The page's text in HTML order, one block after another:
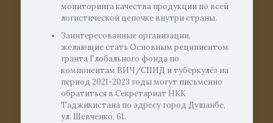
мониторинга качества продукции по всей
логистической цепочке внутри страны.
Заинтересованные организации,
желающие стать Основным реципиентом
гранта Глобального фонда по
компонентам ВИЧ/СПИД и туберкулёз на
период 2021-2023 годы могут письменно
обратиться в Секретариат НКК
Таджикистана по адресу город Душанбе,
ул. Шевченко, 61.